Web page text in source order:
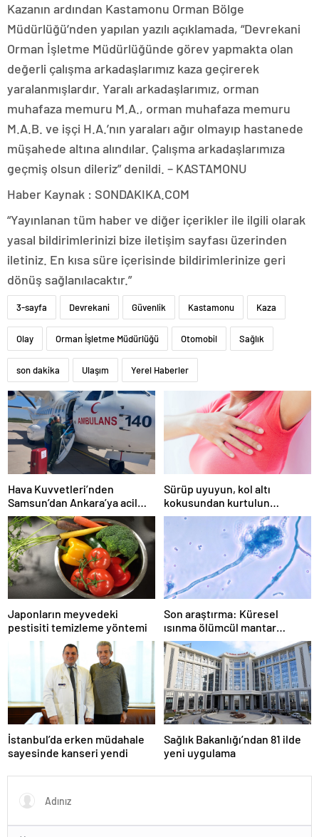
Kazanın ardından Kastamonu Orman Bölge
Müdürlüğü’nden yapılan yazılı açıklamada, “Devrekani
Orman İşletme Müdürlüğünde görev yapmakta olan
değerli çalışma arkadaşlarımız kaza geçirerek
yaralanmışlardır. Yaralı arkadaşlarımız, orman
muhafaza memuru M.A., orman muhafaza memuru
M.A.B. ve işçi H.A.’nın yaraları ağır olmayıp hastanede
müşahede altına alındılar. Çalışma arkadaşlarımıza
geçmiş olsun dileriz” denildi. – KASTAMONU
Haber Kaynak : SONDAKIKA.COM
“Yayınlanan tüm haber ve diğer içerikler ile ilgili olarak
yasal bildirimlerinizi bize iletişim sayfası üzerinden
iletiniz. En kısa süre içerisinde bildirimlerinize geri
dönüş sağlanılacaktır.”
3-sayfa Devrekani Güvenlik Kastamonu Kaza
Olay Orman İşletme Müdürlüğü Otomobil Sağlık
son dakika Ulaşım Yerel Haberler
Hava Kuvvetleri’nden
Samsun’dan Ankara’ya acil
organ nakli
Sürüp uyuyun, kol altı
kokusundan kurtulun…
Japonların meyvedeki
pestisiti temizleme yöntemi
Son araştırma: Küresel
ısınma ölümcül mantar
hastalığını yayabilir
İstanbul’da erken müdahale
sayesinde kanseri yendi
Sağlık Bakanlığı’ndan 81 ilde
yeni uygulama